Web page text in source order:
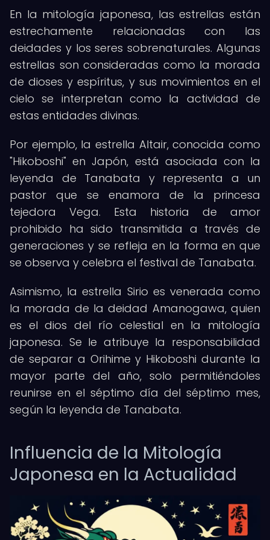
En la mitología japonesa, las estrellas están
estrechamente relacionadas con las
deidades y los seres sobrenaturales. Algunas
estrellas son consideradas como la morada
de dioses y espíritus, y sus movimientos en el
cielo se interpretan como la actividad de
estas entidades divinas.
Por ejemplo, la estrella Altair, conocida como
"Hikoboshi" en Japón, está asociada con la
leyenda de Tanabata y representa a un
pastor que se enamora de la princesa
tejedora Vega. Esta historia de amor
prohibido ha sido transmitida a través de
generaciones y se refleja en la forma en que
se observa y celebra el festival de Tanabata.
Asimismo, la estrella Sirio es venerada como
la morada de la deidad Amanogawa, quien
es el dios del río celestial en la mitología
japonesa. Se le atribuye la responsabilidad
de separar a Orihime y Hikoboshi durante la
mayor parte del año, solo permitiéndoles
reunirse en el séptimo día del séptimo mes,
según la leyenda de Tanabata.
Influencia de la Mitología
Japonesa en la Actualidad